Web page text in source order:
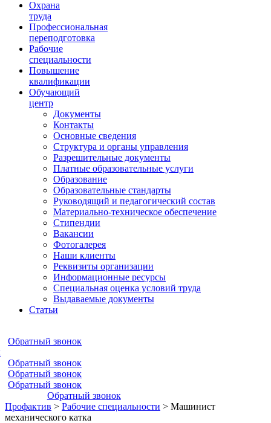
Ориентир охраны труда
Охрана
труда
Профессиональная
переподготовка
Рабочие
специальности
Повышение
квалификации
Обучающий
центр
Документы
Контакты
Основные сведения
Структура и органы управления
Разрешительные документы
Платные образовательные услуги
Образование
Образовательные стандарты
Руководящий и педагогический состав
Материально-техническое обеспечение
Стипендии
Вакансии
Фотогалерея
Наши клиенты
Реквизиты организации
Информационные ресурсы
Специальная оценка условий труда
Выдаваемые документы
Статьи
Обратный звонок
Обратный звонок
Обратный звонок
Обратный звонок
Обратный звонок
Профактив > Рабочие специальности > Машинист
механического катка